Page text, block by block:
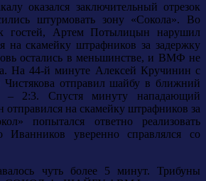
оказался заключительный отрезок
штурмовать зону «Сокола». Во
гостей, Артем Потылицын нарушил
на скамейку штрафников за задержку
остались в меньшинстве, и ВМФ не
На 44-й минуте Алексей Кручинин с
Чистякова отправил шайбу в ближний
– 2:3. Спустя минуту нападающий
на скамейку штрафников за
попытался ответно реализовать
Иванников уверенно справлялся со
чуть более 5 минут. Трибуны